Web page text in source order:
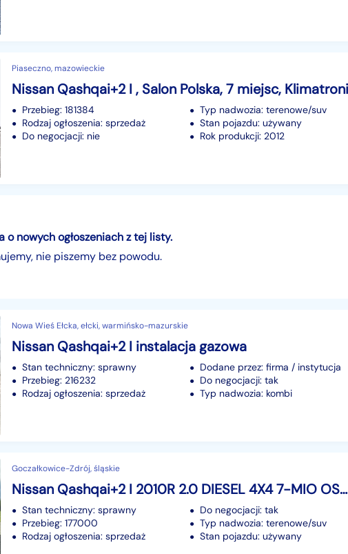
Piaseczno, mazowieckie
Przebieg: 181384
Rodzaj ogłoszenia: sprzedaż
Do negocjacji: nie
Typ nadwozia: terenowe/suv
Stan pojazdu: używany
Rok produkcji: 2012
o nowych ogłoszeniach z tej listy.
nie piszemy bez powodu.
Nowa Wieś Ełcka, ełcki, warmińsko-mazurskie
Nissan Qashqai+2 I instalacja gazowa
Stan techniczny: sprawny
Przebieg: 216232
Rodzaj ogłoszenia: sprzedaż
Dodane przez: firma / instytucja
Do negocjacji: tak
Typ nadwozia: kombi
Goczałkowice-Zdrój, śląskie
Nissan Qashqai+2 I 2010R 2.0 DIESEL 4X4 7-MIO OSOBOWY STAN BDB ZADBANY
Stan techniczny: sprawny
Przebieg: 177000
Rodzaj ogłoszenia: sprzedaż
Do negocjacji: tak
Typ nadwozia: terenowe/suv
Stan pojazdu: używany